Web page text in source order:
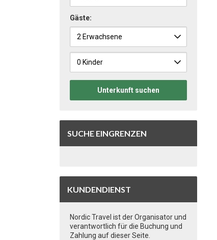
Gäste:
Unterkunft suchen
SUCHE EINGRENZEN
KUNDENDIENST
Nordic Travel ist der Organisator und
verantwortlich für die Buchung und
Zahlung auf dieser Seite.